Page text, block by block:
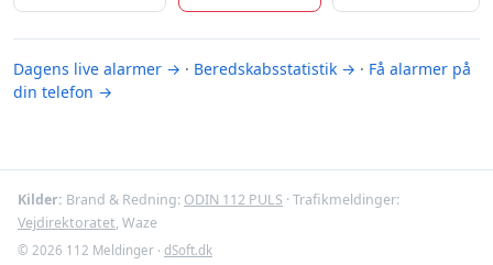
Dagens live alarmer → · Beredskabsstatistik → · Få alarmer på
din telefon →
Kilder: Brand & Redning: ODIN 112 PULS · Trafikmeldinger:
Vejdirektoratet, Waze
© 2026 112 Meldinger · dSoft.dk